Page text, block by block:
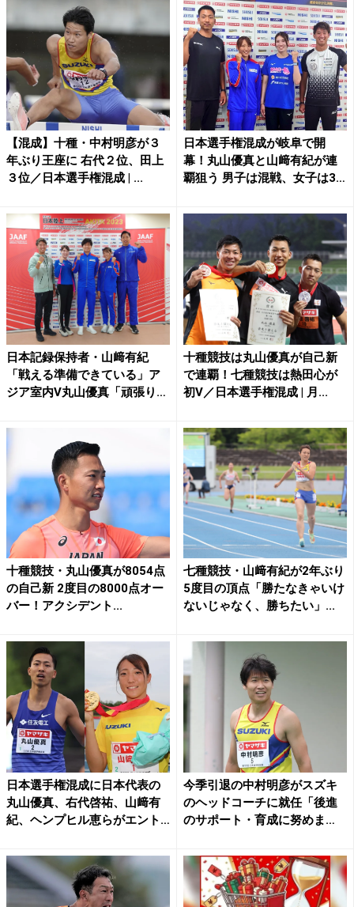
【混成】十種・中村明彦が３
年ぶり王座に 右代２位、田上
３位／日本選手権混成 | ...
日本選手権混成が岐阜で開
幕！丸山優真と山﨑有紀が連
覇狙う 男子は混戦、女子は3
日本記録保持者・山﨑有紀
「戦える準備できている」ア
ジア室内V丸山優真「頑張り過
十種競技は丸山優真が自己新
で連覇！七種競技は熱田心が
初V／日本選手権混成 | 月...
十種競技・丸山優真が8054点
の自己新 2度目の8000点オー
バー！アクシデント...
七種競技・山﨑有紀が2年ぶり
5度目の頂点「勝たなきゃいけ
ないじゃなく、勝ちたい」...
日本選手権混成に日本代表の
丸山優真、右代啓祐、山﨑有
紀、ヘンプヒル恵らがエント
今季引退の中村明彦がスズキ
のヘッドコーチに就任「後進
のサポート・育成に努めま